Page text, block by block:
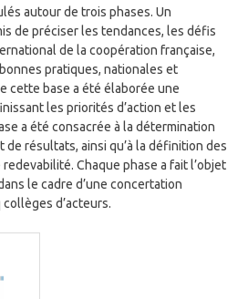
autour de trois phases. Un
de préciser les tendances, les défis
de la coopération française,
pratiques, nationales et
cette base a été élaborée une
les priorités d’action et les
a été consacrée à la détermination
de résultats, ainsi qu’à la définition des
Chaque phase a fait l’objet
le cadre d’une concertation
d’acteurs.